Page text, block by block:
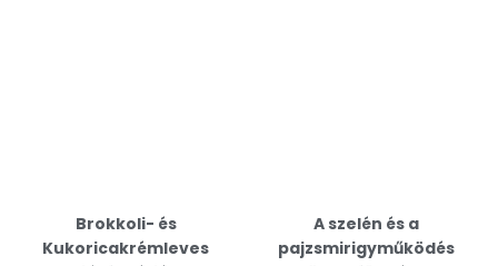
Brokkoli- és
Kukoricakrémleves
A szelén és a
pajzsmirigyműködés